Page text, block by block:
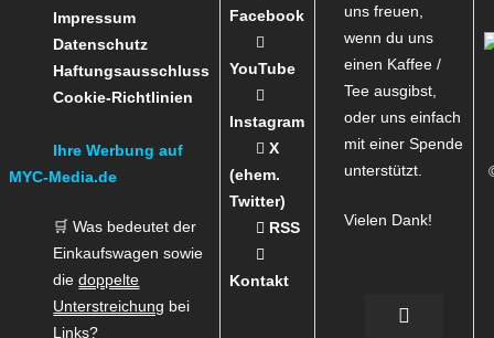
Impressum
Datenschutz
Haftungsausschluss
Cookie-Richtlinien
Ihre Werbung auf
MYC-Media.de
🛒 Was bedeutet der
Einkaufswagen sowie
diedoppelte
Unterstreichung bei
Links?
Facebook
YouTube
Instagram
X
(ehem.
Twitter)
RSS
Kontakt
uns freuen,
wenn du uns
einen Kaffee /
Tee ausgibst,
oder uns einfach
mit einer Spende
unterstützt.
Vielen Dank!